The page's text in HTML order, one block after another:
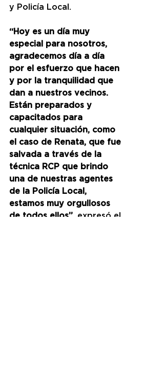
y Policía Local.
“Hoy es un día muy
especial para nosotros,
agradecemos día a día
por el esfuerzo que hacen
y por la tranquilidad que
dan a nuestros vecinos.
Están preparados y
capacitados para
cualquier situación, como
el caso de Renata, que fue
salvada a través de la
técnica RCP que brindo
una de nuestras agentes
de la Policía Local,
estamos muy orgullosos
de todos ellos” , expresó el